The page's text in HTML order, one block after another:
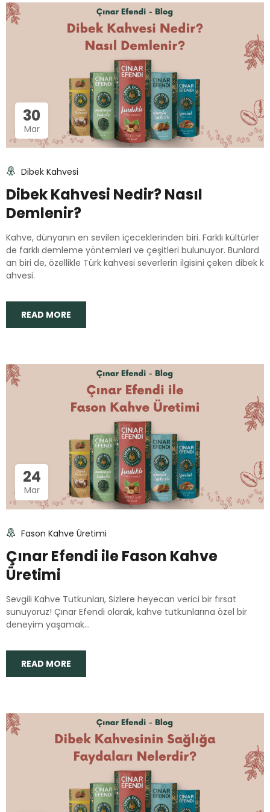
30
Mar
Dibek Kahvesi
Dibek Kahvesi Nedir? Nasıl
Demlenir?
Kahve, dünyanın en sevilen içeceklerinden biri. Farklı kültürler
de farklı demleme yöntemleri ve çeşitleri bulunuyor. Bunlard
an biri de, özellikle Türk kahvesi severlerin ilgisini çeken dibek k
ahvesi.
READ MORE
24
Mar
Fason Kahve Üretimi
Çınar Efendi ile Fason Kahve
Üretimi
Sevgili Kahve Tutkunları, Sizlere heyecan verici bir fırsat
sunuyoruz! Çınar Efendi olarak, kahve tutkunlarına özel bir
deneyim yaşamak...
READ MORE